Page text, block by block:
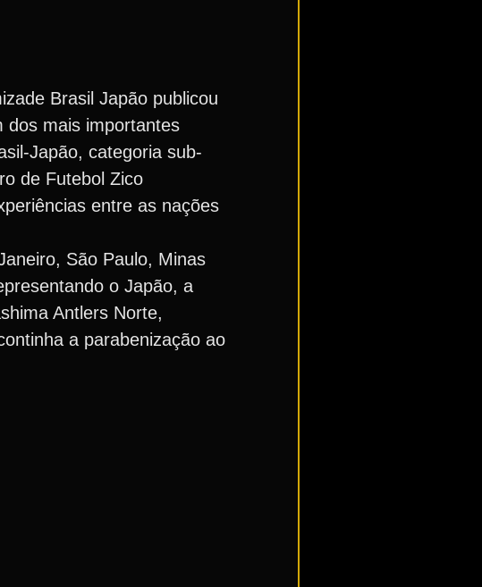
Brasil Japão publicou
dos mais importantes
Japão, categoria sub-
de Futebol Zico
entre as nações
São Paulo, Minas
o Japão, a
Antlers Norte,
a parabenização ao